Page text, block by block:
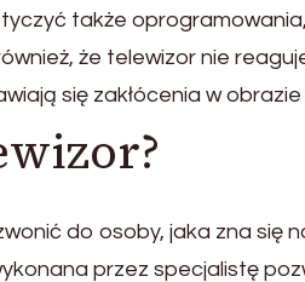
także
że telewizor nie
się zakłócenia w obrazie
do osoby, jaka zna się
przez specjalistę